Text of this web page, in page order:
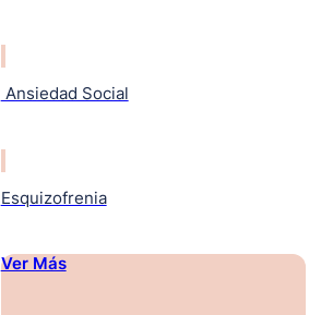
Ansiedad Social
Esquizofrenia
Ver Más